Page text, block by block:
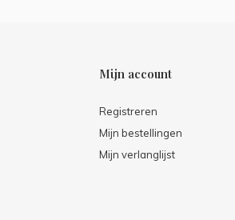
Mijn account
Registreren
Mijn bestellingen
Mijn verlanglijst